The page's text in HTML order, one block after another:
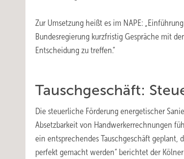
Zur Umsetzung heißt es im NAPE:
Bundesregierung kurzfristig Gespräche mit
Entscheidung zu treffen.“
Tauschgeschäft:
Die steuerliche Förderung energetischer
Absetzbarkeit von Handwerkerrechnungen
ein entsprechendes Tauschgeschäft
perfekt gemacht werden“ berichtet der